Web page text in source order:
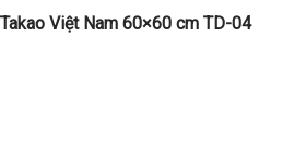
Việt Nam 60×60 cm TD-04